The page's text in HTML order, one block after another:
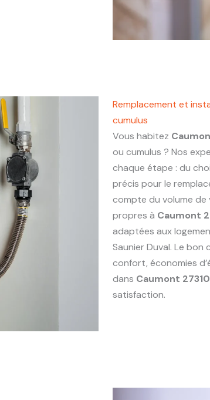
Remplacement et
cumulus
Vous habitez
ou cumulus ? Nos
chaque étape : du
précis pour le
compte du volume
propres à Caumont
adaptées aux
Saunier Duval. Le
confort, économies
dans Caumont 27310
satisfaction.